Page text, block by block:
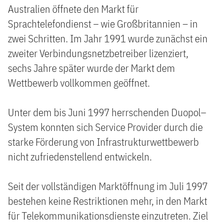
Australien öffnete den Markt für
Sprachtelefondienst – wie Großbritannien – in
zwei Schritten. Im Jahr 1991 wurde zunächst ein
zweiter Verbindungsnetzbetreiber lizenziert,
sechs Jahre später wurde der Markt dem
Wettbewerb vollkommen geöffnet.
Unter dem bis Juni 1997 herrschenden Duopol–
System konnten sich Service Provider durch die
starke Förderung von Infrastrukturwettbewerb
nicht zufriedenstellend entwickeln.
Seit der vollständigen Marktöffnung im Juli 1997
bestehen keine Restriktionen mehr, in den Markt
für Telekommunikationsdienste einzutreten. Ziel